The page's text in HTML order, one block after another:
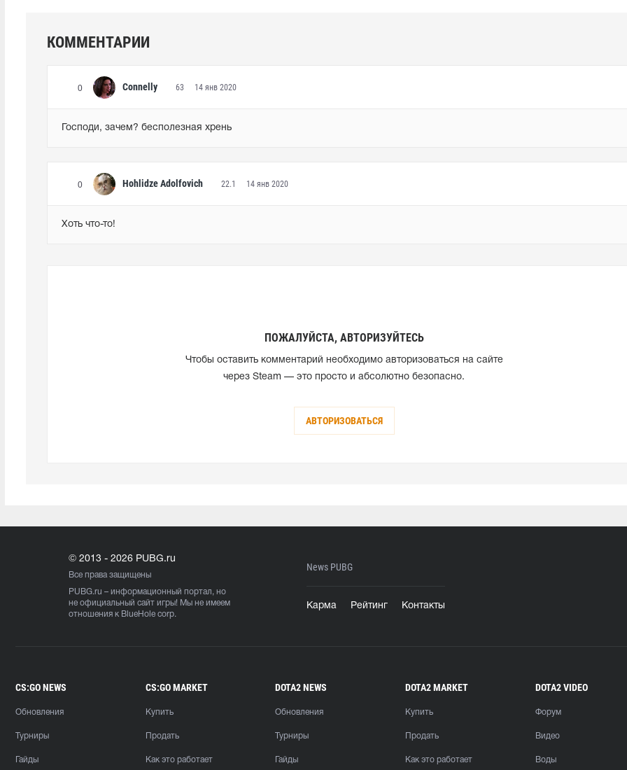
КОММЕНТАРИИ
0 Connelly 63 14 янв 2020
Господи, зачем? бесполезная хрень
0 Hohlidze Adolfovich 22.1 14 янв 2020
Хоть что-то!
ПОЖАЛУЙСТА, АВТОРИЗУЙТЕСЬ
Чтобы оставить комментарий необходимо авторизоваться на сайте
через Steam — это просто и абсолютно безопасно.
АВТОРИЗОВАТЬСЯ
© 2013 - 2026 PUBG.ru
Все права защищены
PUBG.ru – информационный портал, но
не официальный сайт игры! Мы не имеем
отношения к BlueHole corp.
News PUBG
Карма Рейтинг Контакты
CS:GO NEWS
Обновления
Турниры
Гайды
CS:GO MARKET
Купить
Продать
Как это работает
DOTA2 NEWS
Обновления
Турниры
Гайды
DOTA2 MARKET
Купить
Продать
Как это работает
DOTA2 VIDEO
Форум
Видео
Воды